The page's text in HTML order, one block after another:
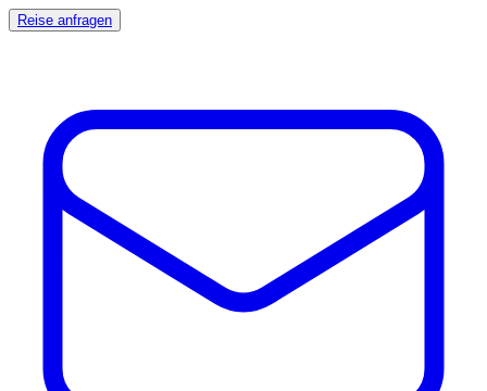
Reise anfragen